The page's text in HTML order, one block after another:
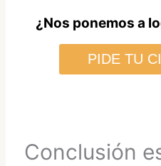
¿Nos ponemos a
PIDE TU
Conclusión